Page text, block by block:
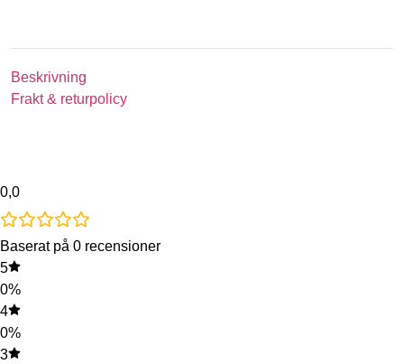
Beskrivning
Frakt & returpolicy
0,0
Baserat på 0 recensioner
5
0%
4
0%
3